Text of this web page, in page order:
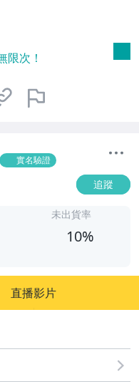
限次！
實名驗證
追蹤
未出貨率
10%
直播影片